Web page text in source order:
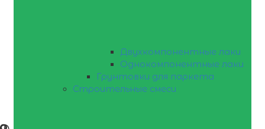
Двухкомпонентные лаки
Однокомпонентные лаки
Грунтовки для паркета
Строительные смеси